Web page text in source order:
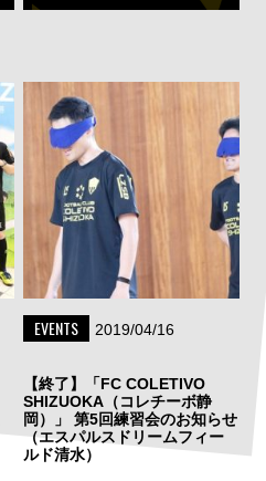
EVENTS 2019/04/16
【終了】「FC COLETIVO
SHIZUOKA（コレチーボ静
岡）」 第5回練習会のお知らせ
（エスパルスドリームフィー
ルド清水）